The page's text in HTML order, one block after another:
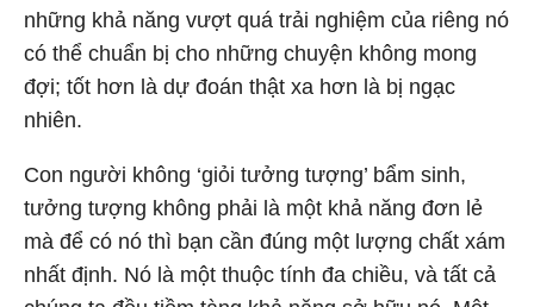
những khả năng vượt quá trải nghiệm của riêng nó
có thể chuẩn bị cho những chuyện không mong
đợi; tốt hơn là dự đoán thật xa hơn là bị ngạc
nhiên.
Con người không ‘giỏi tưởng tượng’ bẩm sinh,
tưởng tượng không phải là một khả năng đơn lẻ
mà để có nó thì bạn cần đúng một lượng chất xám
nhất định. Nó là một thuộc tính đa chiều, và tất cả